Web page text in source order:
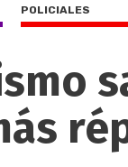
POLICIALES